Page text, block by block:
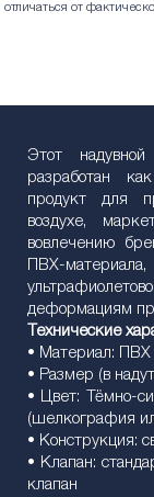
отличаться от
Этот
разработан
продукт для
воздухе,
вовлечению
ПВХ-
деформациям
Технические
• Материал: ПВХ
• Размер (в
• Цвет: Тёмно-
(шелкография
• Конструкция:
• Клапан:
клапан